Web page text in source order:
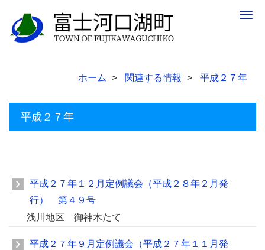
ホーム 関連する情報 平成２７年
平成２７年
平成２７年１２月定例議会（平成２８年２月発
行） 第４９号
浅川地区 御神木たて
平成２７年９月定例議会（平成２７年１１月発